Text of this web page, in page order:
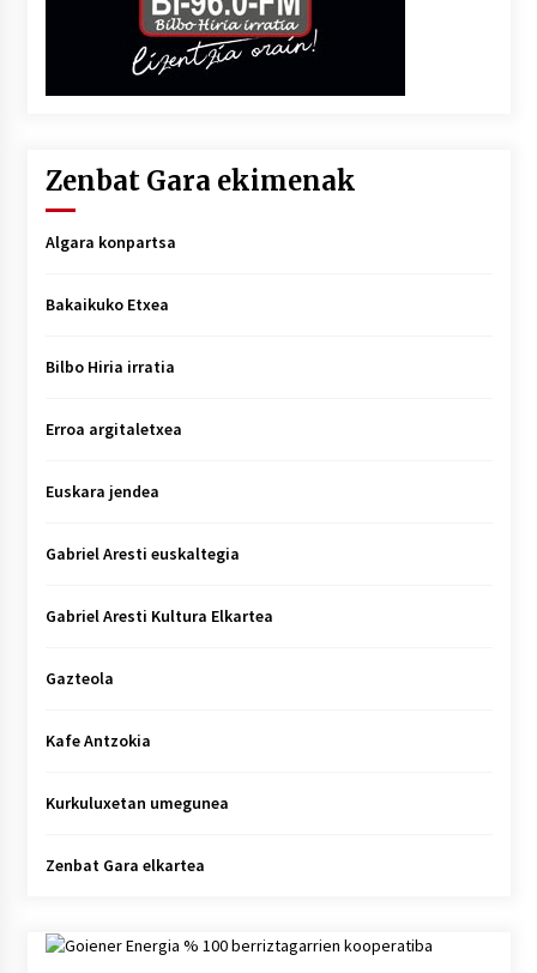
Zenbat Gara ekimenak
Algara konpartsa
Bakaikuko Etxea
Bilbo Hiria irratia
Erroa argitaletxea
Euskara jendea
Gabriel Aresti euskaltegia
Gabriel Aresti Kultura Elkartea
Gazteola
Kafe Antzokia
Kurkuluxetan umegunea
Zenbat Gara elkartea